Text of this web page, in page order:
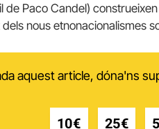
de Paco Candel)
nous etnonacionalismes
aquest article, dóna'ns
10€ 25€